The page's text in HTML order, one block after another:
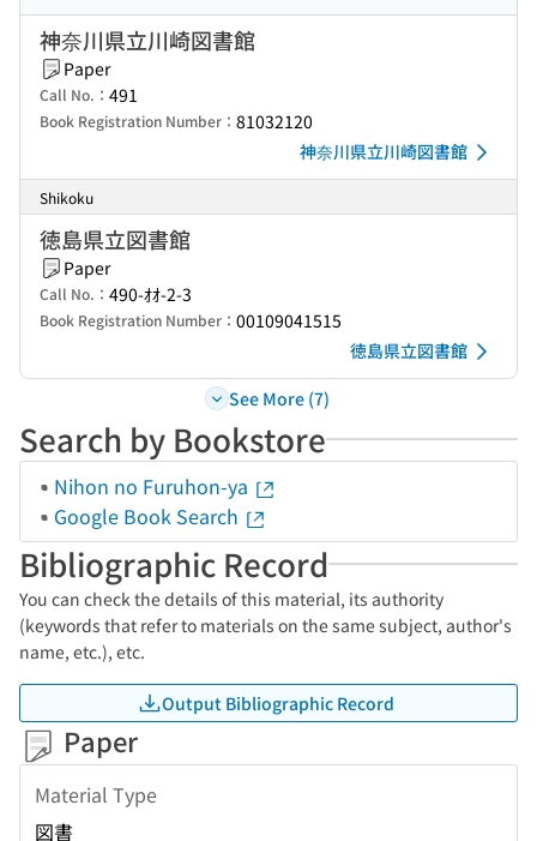
神奈川県立川崎図書館
Paper
Call No.： 491
Book Registration Number： 81032120
神奈川県立川崎図書館
Shikoku
徳島県立図書館
Paper
Call No.： 490-ｵｵ-2-3
Book Registration Number： 00109041515
徳島県立図書館
See More (7)
Search by Bookstore
Nihon no Furuhon-ya
Google Book Search
Bibliographic Record
You can check the details of this material, its authority
(keywords that refer to materials on the same subject, author's
name, etc.), etc.
Output Bibliographic Record
Paper
Material Type
図書